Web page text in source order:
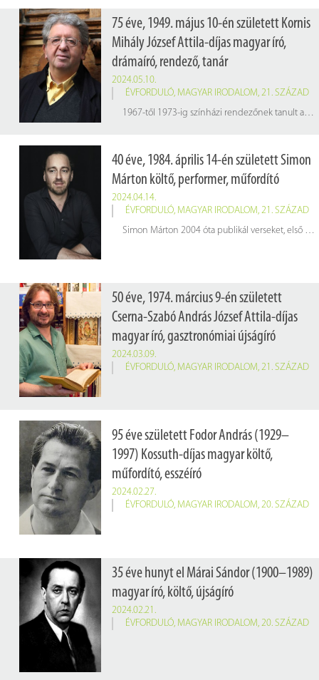
75 éve, 1949. május 10-én született Kornis
Mihály József Attila-díjas magyar író,
drámaíró, rendező, tanár
2024.05.10.
ÉVFORDULÓ, MAGYAR IRODALOM, 21. SZÁZAD
1967-től 1973-ig színházi rendezőnek tanult a Színművészeti Főiskolán. Főiskolás korában, 1971-ben és 72-ben a Kaposvári Csiky Gergely Színházban rendezett. A diploma megszerzése után hátat fordított a rendezésnek, és író lett.
40 éve, 1984. április 14-én született Simon
Márton költő, performer, műfordító
2024.04.14.
ÉVFORDULÓ, MAGYAR IRODALOM, 21. SZÁZAD
Simon Márton 2004 óta publikál verseket, első kötete 2010-ben jelent meg a l’Harmattan Kiadónál
50 éve, 1974. március 9-én született
Cserna-Szabó András József Attila-díjas
magyar író, gasztronómiai újságíró
2024.03.09.
ÉVFORDULÓ, MAGYAR IRODALOM, 21. SZÁZAD
95 éve született Fodor András (1929–
1997) Kossuth-díjas magyar költő,
műfordító, esszéíró
2024.02.27.
ÉVFORDULÓ, MAGYAR IRODALOM, 20. SZÁZAD
35 éve hunyt el Márai Sándor (1900–1989)
magyar író, költő, újságíró
2024.02.21.
ÉVFORDULÓ, MAGYAR IRODALOM, 20. SZÁZAD